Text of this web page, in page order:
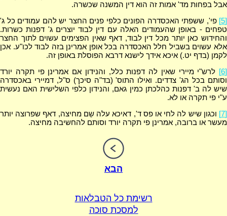
אבל בפחות מד' אמות זה הוא דין המשנה שכשרה.
[5]
פי', ששפתי האכסדרה הפונים כלפי פנים החצר יש להם עמודים כל ג'
טפחים - באופן שהעמודים האלה עם דין לבוד יוצרים ג' דפנות כשרות.
והחידוש כאן יותר מכל דין לבוד, דאף שאין הפצימים עשוים לתוך החצר
אלא עשוים בשביל חלל האכסדרה בכל אופן אמרינן בזה לבוד לכו"ע. אכן
לקמן (בדף יט.) איכא אידך לישנא דרבא הפוסלת באופן זה.
[6]
לרש"י מיירי שאין לה דפנות כלל, והנידון אם אמרינן פי תקרה יורד
וסותם בכל הג' צדדים. ואילו התוס' (בד"ה סיכך) ס"ל, דמיירי באכסדרה
שיש לה ב' דפנות כהלכתן כמין גאם, והנידון כלפי השלישית האם נעשית
ע"י פי תקרה או לא.
[7]
וכגון שיש לה לחי או פס ד', דאיכא עלה שֵם מחיצה, דאף שפרוצה יותר
מעשר או ברובה, אמרינן פי תקרה יורד וסותם להחשיבה מחיצה.
הבא
רשימת כל הטבלאות
למסכת סוכה